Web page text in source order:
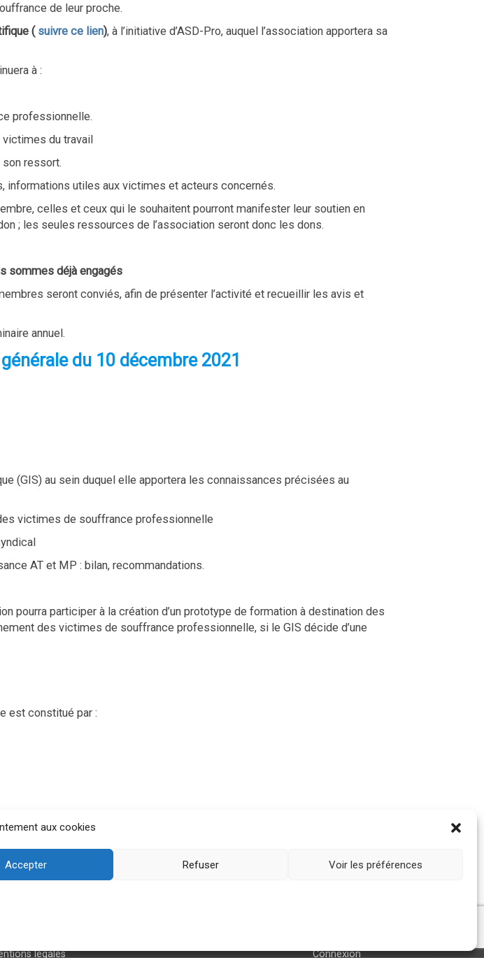
aux cookies
Accepter Refuser Voir les préférences
de leur proche.
( suivre ce lien), à l’initiative d’ASD-Pro, auquel l’association apportera sa
à :
professionnelle.
du travail
son ressort.
informations utiles aux victimes et acteurs concernés.
celles et ceux qui le souhaitent pourront manifester leur soutien en
; les seules ressources de l’association seront donc les dons.
sommes déjà engagés
seront conviés, afin de présenter l’activité et recueillir les avis et
annuel.
du 10 décembre 2021
(GIS) au sein duquel elle apportera les connaissances précisées au
victimes de souffrance professionnelle
AT et MP : bilan, recommandations.
pourra participer à la création d’un prototype de formation à destination des
des victimes de souffrance professionnelle, si le GIS décide d’une
est constitué par :
légales Connexion